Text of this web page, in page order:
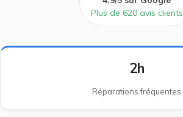
Plus de 620 avis clients
2h
Réparations fréquentes